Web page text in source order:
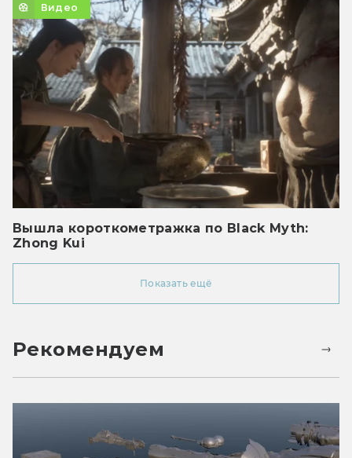
Видео
Вышла короткометражка по Black Myth:
Zhong Kui
Показать ещё
Рекомендуем